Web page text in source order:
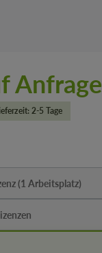
Anfrage
2-5 Tage
(1 Arbeitsplatz)
nicht verfügbar.)
nicht verfügbar.)